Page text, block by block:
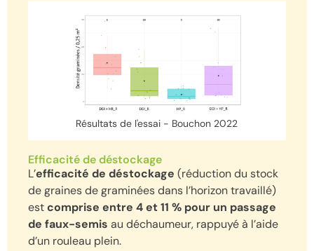
Résultats de l'essai - Bouchon 2022
Efficacité de déstockage
L’efficacité de déstockage (réduction du stock
de graines de graminées dans l’horizon travaillé)
estcomprise entre 4 et 11 % pour un passage
de faux-semis au déchaumeur, rappuyé à l’aide
d’un rouleau plein.